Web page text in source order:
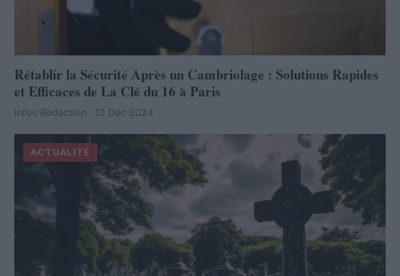
Rétablir la Sécurité Après un Cambriolage : Solutions Rapides
et Efficaces de La Clé du 16 à Paris
Infos Rédaction · 12 Déc 2024
ACTUALITÉ